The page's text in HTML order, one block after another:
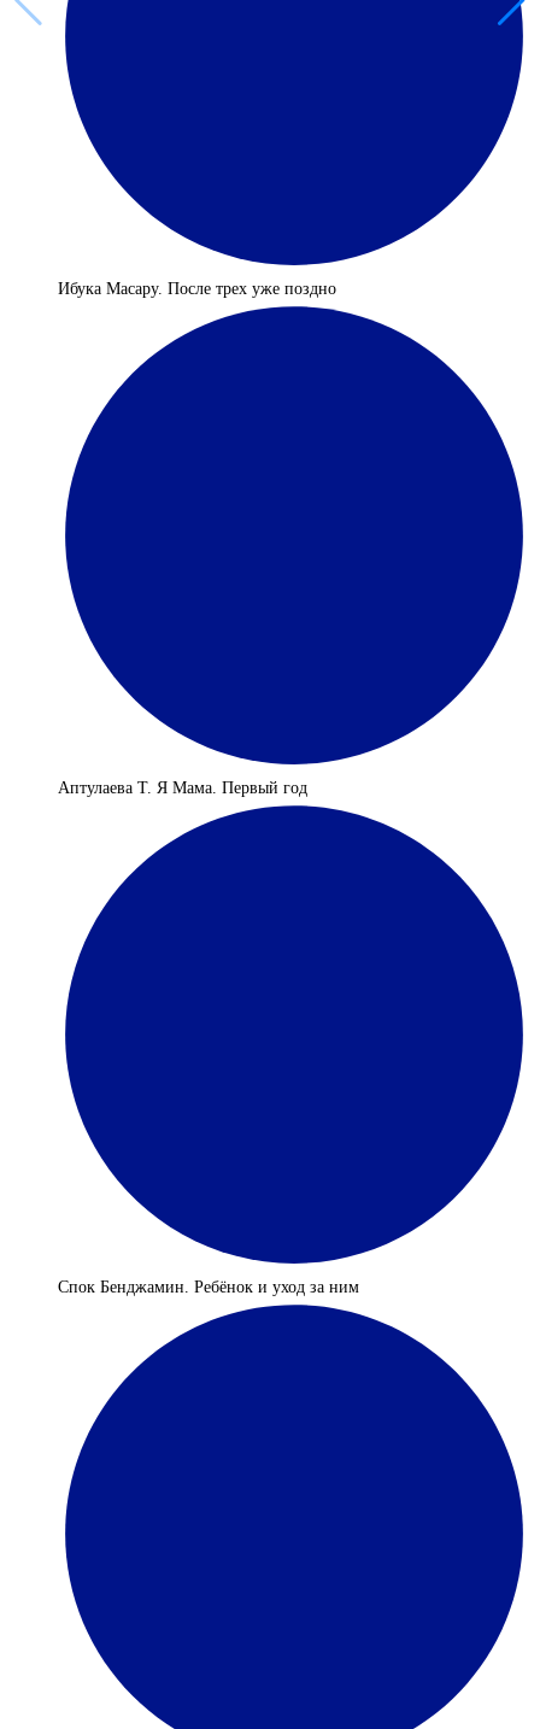
Ибука Масару. После трех уже поздно
Аптулаева Т. Я Мама. Первый год
Спок Бенджамин. Ребёнок и уход за ним